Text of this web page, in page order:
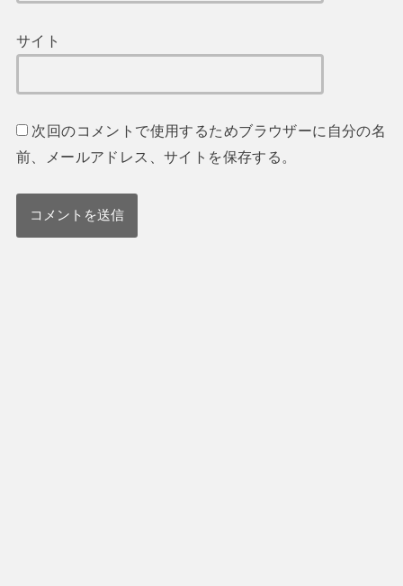
サイト
次回のコメントで使用するためブラウザーに自分の名
前、メールアドレス、サイトを保存する。